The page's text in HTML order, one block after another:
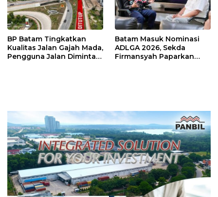
BP Batam Tingkatkan
Kualitas Jalan Gajah Mada,
Pengguna Jalan Diminta
Batam Masuk Nominasi
ADLGA 2026, Sekda
Firmansyah Paparkan